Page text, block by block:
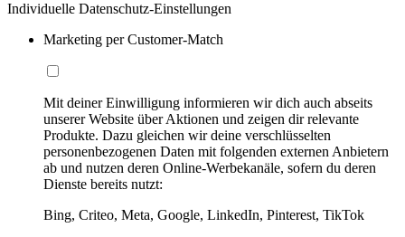
Individuelle Datenschutz-Einstellungen
Marketing per Customer-Match
Mit deiner Einwilligung informieren wir dich auch abseits
unserer Website über Aktionen und zeigen dir relevante
Produkte. Dazu gleichen wir deine verschlüsselten
personenbezogenen Daten mit folgenden externen Anbietern
ab und nutzen deren Online-Werbekanäle, sofern du deren
Dienste bereits nutzt:
Bing, Criteo, Meta, Google, LinkedIn, Pinterest, TikTok